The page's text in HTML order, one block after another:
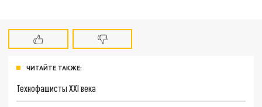
ЧИТАЙТЕ ТАКЖЕ:
Технофашисты XXI века